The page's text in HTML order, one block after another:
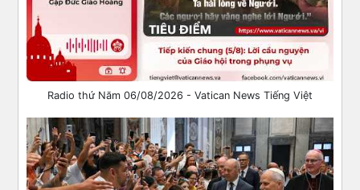
Radio thứ Năm 06/08/2026 - Vatican News Tiếng Việt